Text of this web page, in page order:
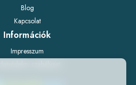
Blog
Kapcsolat
Információk
Impresszum